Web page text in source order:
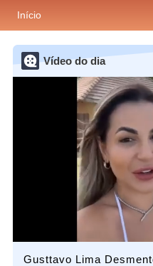
Início
Vídeo do dia
Gusttavo Lima